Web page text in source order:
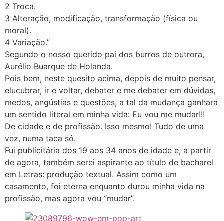
2 Troca.
3 Alteração, modificação, transformação (física ou
moral).
4 Variação.”
Segundo o nosso querido pai dos burros de outrora,
Aurélio Buarque de Holanda.
Pois bem, neste quesito acima, depois de muito pensar,
elucubrar, ir e voltar, debater e me debater em dúvidas,
medos, angústias e questões, a tal da mudança ganhará
um sentido literal em minha vida: Eu vou me mudar!!!
De cidade e de profissão. Isso mesmo! Tudo de uma
vez, numa taca só.
Fui publicitária dos 19 aos 34 anos de idade e, a partir
de agora, também serei aspirante ao título de bacharel
em Letras: produção textual. Assim como um
casamento, foi eterna enquanto durou minha vida na
profissão, mas agora vou “mudar”.